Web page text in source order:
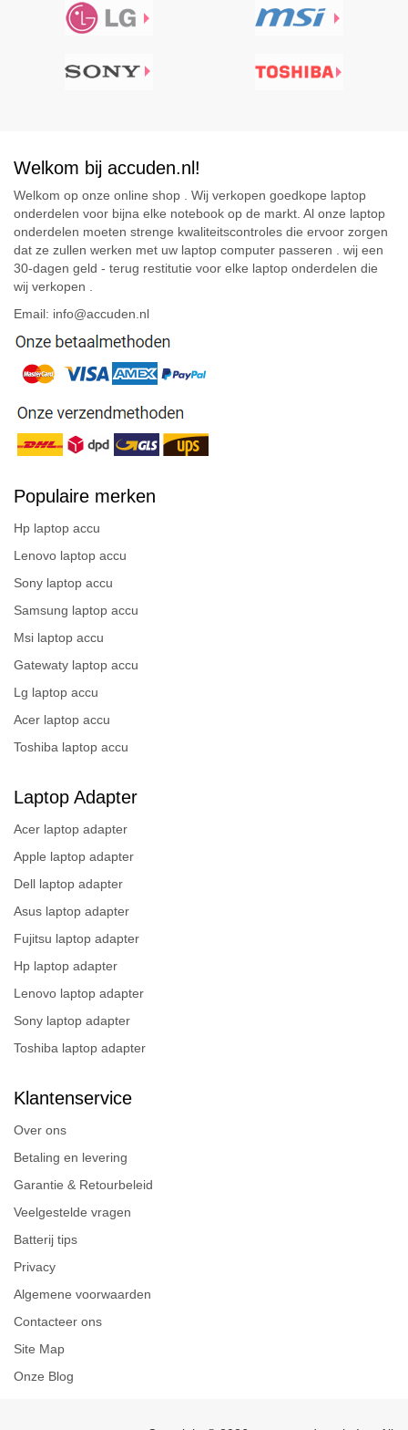
Welkom bij accuden.nl!
Welkom op onze online shop . Wij verkopen goedkope laptop
onderdelen voor bijna elke notebook op de markt. Al onze laptop
onderdelen moeten strenge kwaliteitscontroles die ervoor zorgen
dat ze zullen werken met uw laptop computer passeren . wij een
30-dagen geld - terug restitutie voor elke laptop onderdelen die
wij verkopen .
Email: info@accuden.nl
Populaire merken
Hp laptop accu
Lenovo laptop accu
Sony laptop accu
Samsung laptop accu
Msi laptop accu
Gatewaty laptop accu
Lg laptop accu
Acer laptop accu
Toshiba laptop accu
Laptop Adapter
Acer laptop adapter
Apple laptop adapter
Dell laptop adapter
Asus laptop adapter
Fujitsu laptop adapter
Hp laptop adapter
Lenovo laptop adapter
Sony laptop adapter
Toshiba laptop adapter
Klantenservice
Over ons
Betaling en levering
Garantie & Retourbeleid
Veelgestelde vragen
Batterij tips
Privacy
Algemene voorwaarden
Contacteer ons
Site Map
Onze Blog